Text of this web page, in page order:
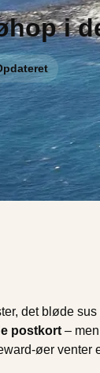
i
det bløde
postkort –
øer venter